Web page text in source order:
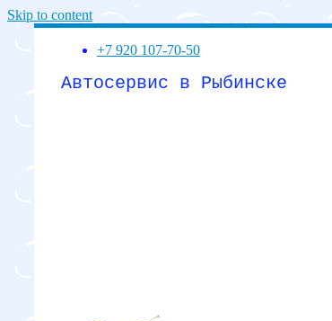
Skip to content
+7 920 107-70-50
Автосервис в Рыбинске